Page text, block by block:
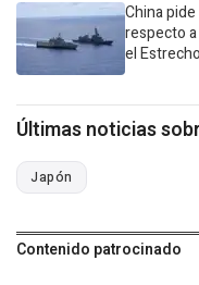
China
respecto
el Estrecho
Últimas noticias
Japón
Contenido patrocinado